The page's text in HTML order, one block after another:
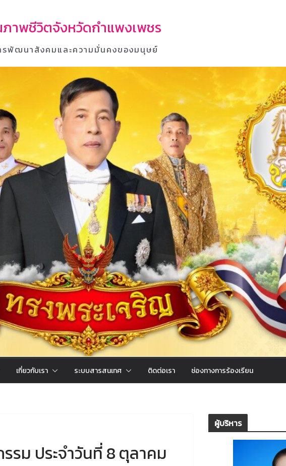
าพชีวิตจังหวัดกำแพงเพชร
พัฒนาสังคมและความมั่นคงของมนุษย์
เกี่ยวกับเรา ระบบสารสนเทศ ติดต่อเรา ช่องทางการร้องเรียน
รม ประจำวันที่ 8 ตุลาคม
ผู้บริหาร